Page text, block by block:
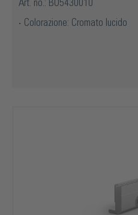
Art. no.: BO5430010
Colorazione: Cromato lucido